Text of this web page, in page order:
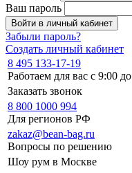
Ваш пароль
Войти в личный кабинет
Забыли пароль?
Создать личный кабинет
8 495 133-17-19
Работаем для вас с 9:00
Заказать звонок
8 800 1000 994
Для регионов РФ
zakaz@bean-bag.ru
Вопросы по решению
Шоу рум в Москве